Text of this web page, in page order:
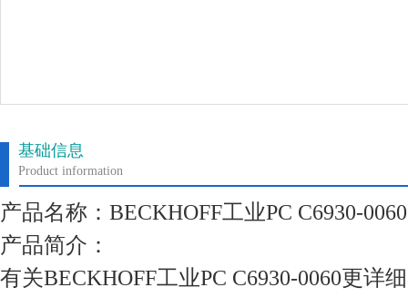
基础信息
Product information
产品名称：BECKHOFF工业PC C6930-0060
产品简介：
有关BECKHOFF工业PC C6930-0060更详